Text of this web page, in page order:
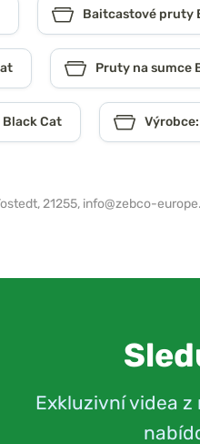
Baitcastové pruty
Pruty na sumce
Cat
21255, info@zebco-
Exkluzivní videa